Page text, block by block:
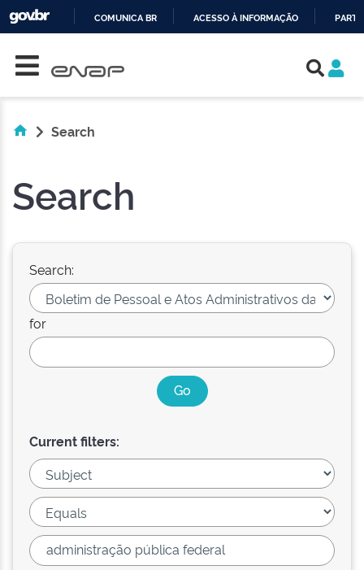
COMUNICA BR ACESSO À INFORMAÇÃO
Search
Search
Search:
for
Current filters: